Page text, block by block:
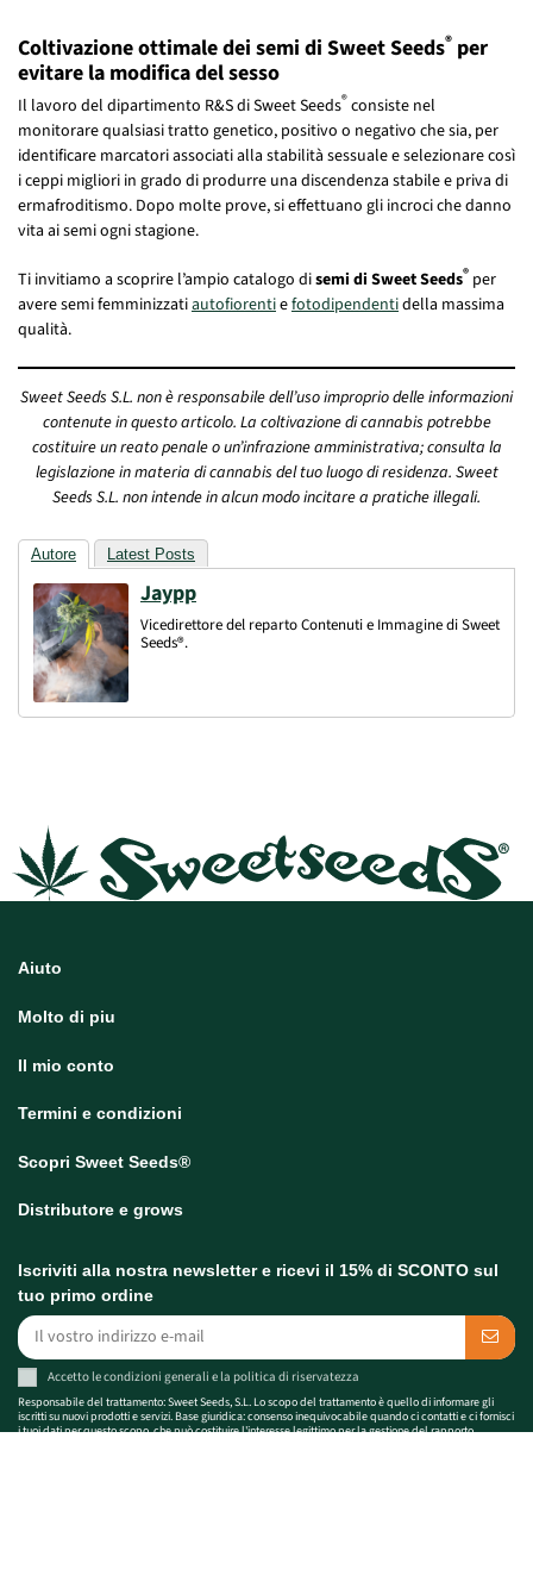
Coltivazione ottimale dei semi di Sweet Seeds® per
evitare la modifica del sesso
Il lavoro del dipartimento R&S di Sweet Seeds® consiste nel
monitorare qualsiasi tratto genetico, positivo o negativo che sia, per
identificare marcatori associati alla stabilità sessuale e selezionare così
i ceppi migliori in grado di produrre una discendenza stabile e priva di
ermafroditismo. Dopo molte prove, si effettuano gli incroci che danno
vita ai semi ogni stagione.
Ti invitiamo a scoprire l’ampio catalogo disemi di Sweet Seeds® per
avere semi femminizzatiautofiorentiefotodipendentidella massima
qualità.
Sweet Seeds S.L. non è responsabile dell’uso improprio delle informazioni
contenute in questo articolo. La coltivazione di cannabis potrebbe
costituire un reato penale o un’infrazione amministrativa; consulta la
legislazione in materia di cannabis del tuo luogo di residenza. Sweet
Seeds S.L. non intende in alcun modo incitare a pratiche illegali.
Autore Latest Posts
Jaypp
Vicedirettore del reparto Contenuti e Immagine di Sweet
Seeds®.
Aiuto
Molto di piu
Il mio conto
Termini e condizioni
Scopri Sweet Seeds®
Distributore e grows
Iscriviti alla nostra newsletter e ricevi il 15% di SCONTO sul
tuo primo ordine
Accetto lecondizioni generali e la politica di riservatezza
Responsabile del trattamento: Sweet Seeds, S.L. Lo scopo del trattamento è quello di informare gli
iscritti su nuovi prodotti e servizi. Base giuridica: consenso inequivocabile quando ci contatti e ci fornisci
i tuoi dati per questo scopo, che può costituire l'interesse legittimo per la gestione del rapporto